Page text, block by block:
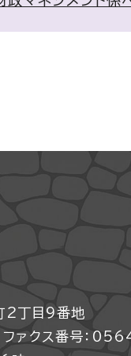
丁目9番地
ファクス番号：